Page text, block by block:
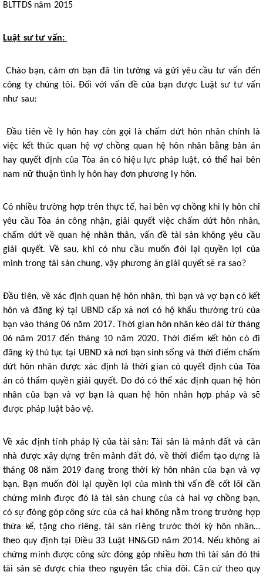
BLTTDS năm 2015
Luật sư tư vấn:
Chào bạn, cảm ơn bạn đã tin tưởng và gửi yêu cầu tư vấn đến
công ty chúng tôi. Đối với vấn đề của bạn được Luật sư tư vấn
như sau:
Đầu tiên về ly hôn hay còn gọi là chấm dứt hôn nhân chính là
việc kết thúc quan hệ vợ chồng quan hệ hôn nhân bằng bản án
hay quyết định của Tòa án có hiệu lực pháp luật, có thể hai bên
nam nữ thuận tình ly hôn hay đơn phương ly hôn.
Có nhiều trường hợp trên thực tế, hai bên vợ chồng khi ly hôn chỉ
yêu cầu Tòa án công nhận, giải quyết việc chấm dứt hôn nhân,
chấm dứt về quan hệ nhân thân, vấn đề tài sản không yêu cầu
giải quyết. Về sau, khi có nhu cầu muốn đòi lại quyền lợi của
mình trong tài sản chung, vậy phương án giải quyết sẽ ra sao?
Đầu tiên, về xác định quan hệ hôn nhân, thì bạn và vợ bạn có kết
hôn và đăng ký tại UBND cấp xã nơi có hộ khẩu thường trú của
bạn vào tháng 06 năm 2017. Thời gian hôn nhân kéo dài từ tháng
06 năm 2017 đến tháng 10 năm 2020. Thời điểm kết hôn có đi
đăng ký thủ tục tại UBND xã nơi bạn sinh sống và thời điểm chấm
dứt hôn nhân được xác định là thời gian có quyết định của Tòa
án có thẩm quyền giải quyết. Do đó có thể xác định quan hệ hôn
nhân của bạn và vợ bạn là quan hệ hôn nhân hợp pháp và sẽ
được pháp luật bảo vệ.
Về xác định tính pháp lý của tài sản: Tài sản là mảnh đất và căn
nhà được xây dựng trên mảnh đất đó, về thời điểm tạo dựng là
tháng 08 năm 2019 đang trong thời kỳ hôn nhân của bạn và vợ
bạn. Bạn muốn đòi lại quyền lợi của mình thì vấn đề cốt lõi cần
chứng minh được đó là tài sản chung của cả hai vợ chồng bạn,
có sự đóng góp công sức của cả hai không nằm trong trường hợp
thừa kế, tặng cho riêng, tài sản riêng trước thời kỳ hôn nhân…
theo quy định tại Điều 33 Luật HN&GĐ năm 2014. Nếu không ai
chứng minh được công sức đóng góp nhiều hơn thì tài sản đó thì
tài sản sẽ được chia theo nguyên tắc chia đôi. Căn cứ theo quy